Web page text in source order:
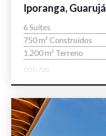
Iporanga, Guarujá
6 Suítes
750 m² Construídos
1.200 m² Terreno
COD.720